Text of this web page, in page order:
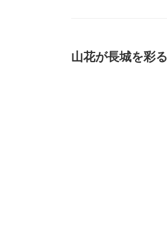
山花が長城を彩る